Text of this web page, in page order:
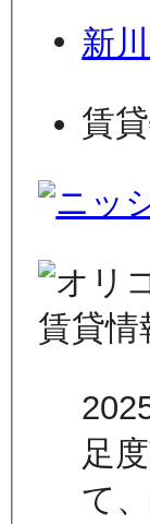
新
賃
足
て